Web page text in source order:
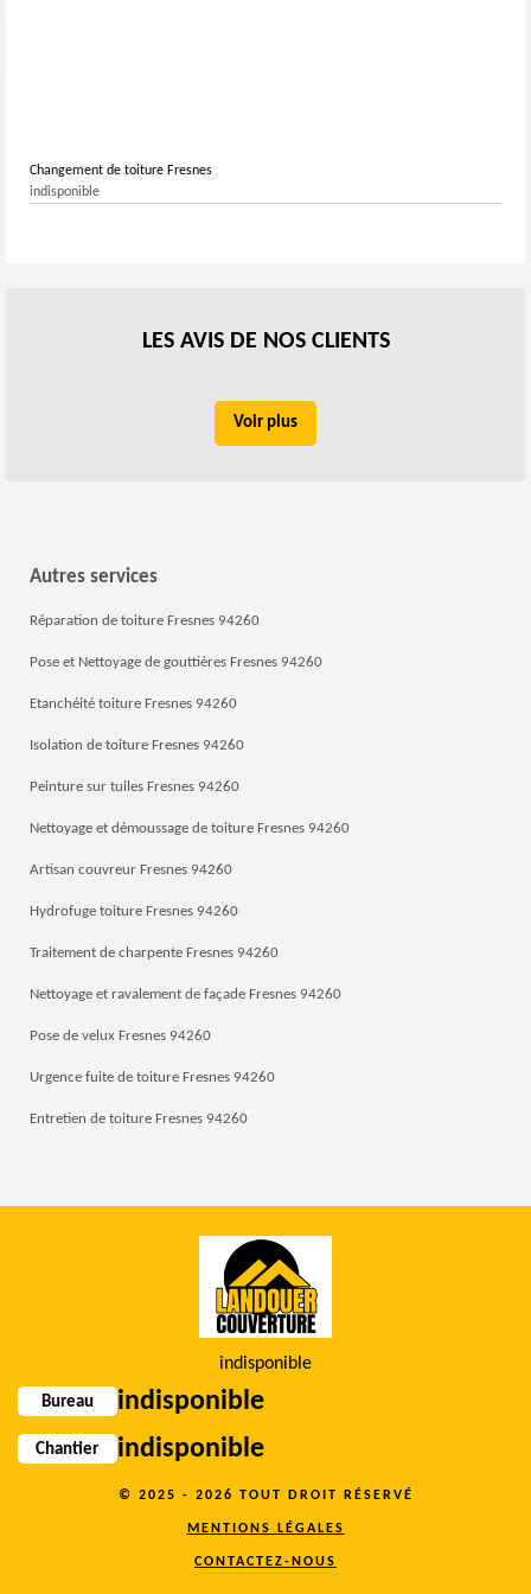
Changement de toiture Fresnes
indisponible
LES AVIS DE NOS CLIENTS
Voir plus
Autres services
Réparation de toiture Fresnes 94260
Pose et Nettoyage de gouttières Fresnes 94260
Etanchéité toiture Fresnes 94260
Isolation de toiture Fresnes 94260
Peinture sur tuiles Fresnes 94260
Nettoyage et démoussage de toiture Fresnes 94260
Artisan couvreur Fresnes 94260
Hydrofuge toiture Fresnes 94260
Traitement de charpente Fresnes 94260
Nettoyage et ravalement de façade Fresnes 94260
Pose de velux Fresnes 94260
Urgence fuite de toiture Fresnes 94260
Entretien de toiture Fresnes 94260
indisponible
Bureau indisponible
Chantier indisponible
© 2025 - 2026 TOUT DROIT RÉSERVÉ
MENTIONS LÉGALES
CONTACTEZ-NOUS